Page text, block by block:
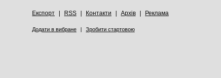
Експорт RSS Контакти Архів Реклама
Додати в вибране | Зробити стартовою